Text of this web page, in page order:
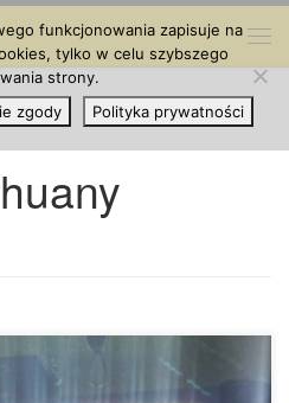
funkcjonowania zapisuje na
tylko w celu szybszego
strony.
zgody Polityka prywatności